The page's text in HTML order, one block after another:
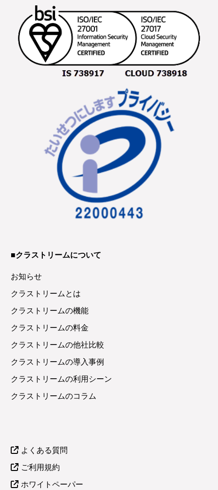
■クラストリームについて
お知らせ
クラストリームとは
クラストリームの機能
クラストリームの料金
クラストリームの他社比較
クラストリームの導入事例
クラストリームの利用シーン
クラストリームのコラム
よくある質問
ご利用規約
ホワイトペーパー